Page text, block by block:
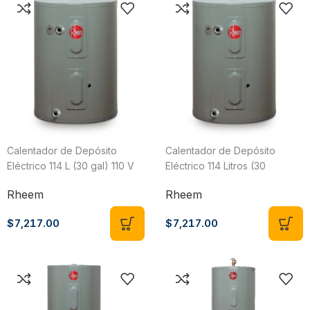
Calentador de Depósito
Eléctrico 114 L (30 gal) 110 V
Rheem
$7,217.00
Calentador de Depósito
Eléctrico 114 Litros (30
Rheem 89VP30/415543
Rheem
$7,217.00